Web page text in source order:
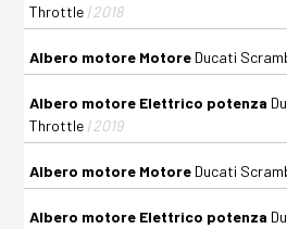
Throttle | 2018
Albero motore Motore Ducati
Albero motore Elettrico potenza
Throttle | 2019
Albero motore Motore Ducati
Albero motore Elettrico potenza